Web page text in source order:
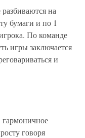
на
бумаги и по 1
По команде
игры заключается
и
говоря